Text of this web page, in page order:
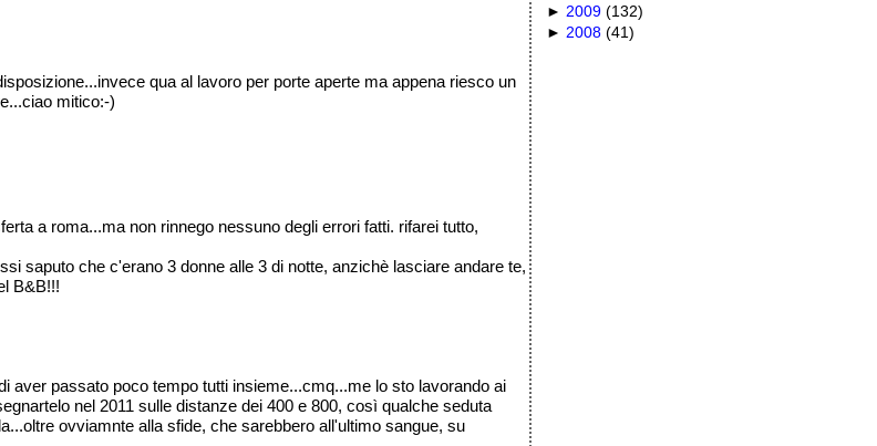
qua al lavoro per porte aperte ma appena riesco un
mitico:-)
a roma...ma non rinnego nessuno degli errori fatti. rifarei tutto,
saputo che c'erano 3 donne alle 3 di notte, anzichè lasciare andare te,
B&B!!!
aver passato poco tempo tutti insieme...cmq...me lo sto lavorando ai
nel 2011 sulle distanze dei 400 e 800, così qualche seduta
ovviamnte alla sfide, che sarebbero all'ultimo sangue, su
► 2009 (132)
►2008 (41)